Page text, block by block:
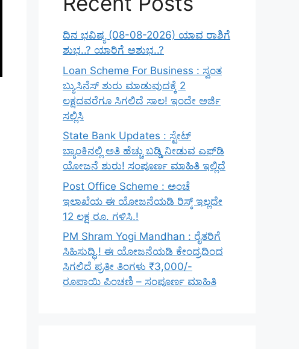
ದಿನ ಭವಿಷ್ಯ (08-08-2026) ಯಾವ ರಾಶಿಗೆ
ಶುಭ..? ಯಾರಿಗೆ ಅಶುಭ..?
Loan Scheme For Business : ಸ್ವಂತ
ಬ್ಯುಸಿನೆಸ್ ಶುರು ಮಾಡುವುದಕ್ಕೆ 2
ಲಕ್ಷದವರೆಗೂ ಸಿಗಲಿದೆ ಸಾಲ! ಇಂದೇ ಅರ್ಜಿ
ಸಲ್ಲಿಸಿ
State Bank Updates : ಸ್ಟೇಟ್
ಬ್ಯಾಂಕಿನಲ್ಲಿ ಅತಿ ಹೆಚ್ಚು ಬಡ್ಡಿ ನೀಡುವ ಎಫ್‌ಡಿ
ಯೋಜನೆ ಶುರು! ಸಂಪೂರ್ಣ ಮಾಹಿತಿ ಇಲ್ಲಿದೆ
Post Office Scheme : ಅಂಚೆ
ಇಲಾಖೆಯ ಈ ಯೋಜನೆಯಡಿ ರಿಸ್ಕ್‌ ಇಲ್ಲದೇ
12 ಲಕ್ಷ ರೂ. ಗಳಿಸಿ.!
PM Shram Yogi Mandhan : ರೈತರಿಗೆ
ಸಿಹಿಸುದ್ಧಿ.! ಈ ಯೋಜನೆಯಡಿ ಕೇಂದ್ರದಿಂದ
ಸಿಗಲಿದೆ ಪ್ರತೀ ತಿಂಗಳು ₹3,000/-
ರೂಪಾಯಿ ಪಿಂಚಣಿ – ಸಂಪೂರ್ಣ ಮಾಹಿತಿ